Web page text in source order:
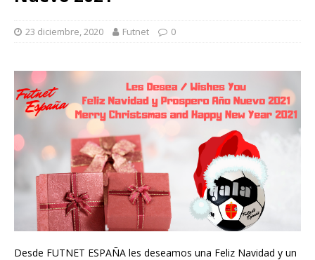
23 diciembre, 2020 Futnet 0
Desde FUTNET ESPAÑA les deseamos una Feliz Navidad y un